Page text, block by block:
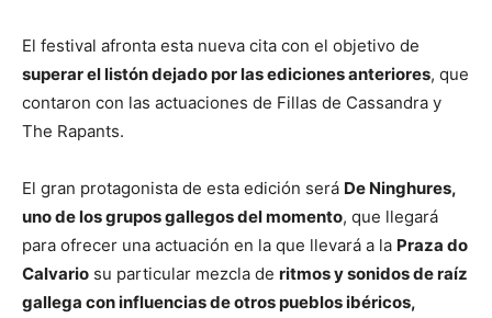
El festival afronta esta nueva cita con el objetivo de
superar el listón dejado por las ediciones anteriores, que
contaron con las actuaciones de Fillas de Cassandra y
The Rapants.
El gran protagonista de esta edición será De Ninghures,
uno de los grupos gallegos del momento, que llegará
para ofrecer una actuación en la que llevará a la Praza do
Calvario su particular mezcla de ritmos y sonidos de raíz
gallega con influencias de otros pueblos ibéricos,